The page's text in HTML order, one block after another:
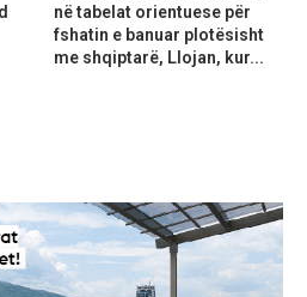
në tabelat orientuese për
fshatin e banuar plotësisht
me shqiptarë, Llojan, kur...